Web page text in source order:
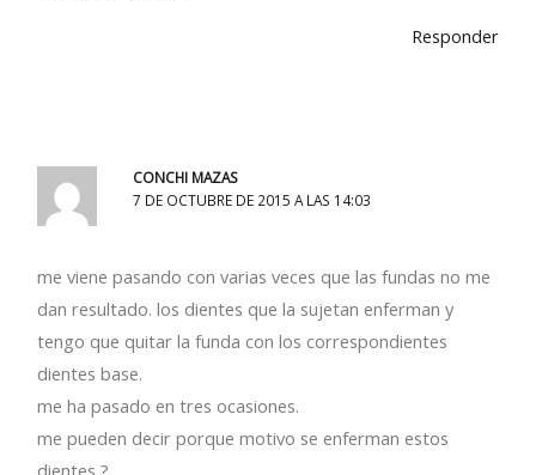
Responder
CONCHI MAZAS
7 DE OCTUBRE DE 2015 A LAS 14:03
me viene pasando con varias veces que las fundas no me
dan resultado. los dientes que la sujetan enferman y
tengo que quitar la funda con los correspondientes
dientes base.
me ha pasado en tres ocasiones.
me pueden decir porque motivo se enferman estos